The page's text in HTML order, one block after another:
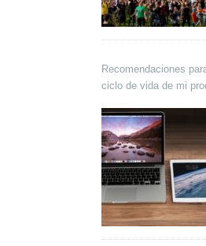
Recomendaciones
ciclo de vida de mi